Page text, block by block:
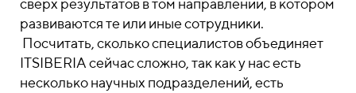
сверх результатов в том направлении, в котором
развиваются те или иные сотрудники.
Посчитать, сколько специалистов объединяет
ITSIBERIA сейчас сложно, так как у нас есть
несколько научных подразделений, есть